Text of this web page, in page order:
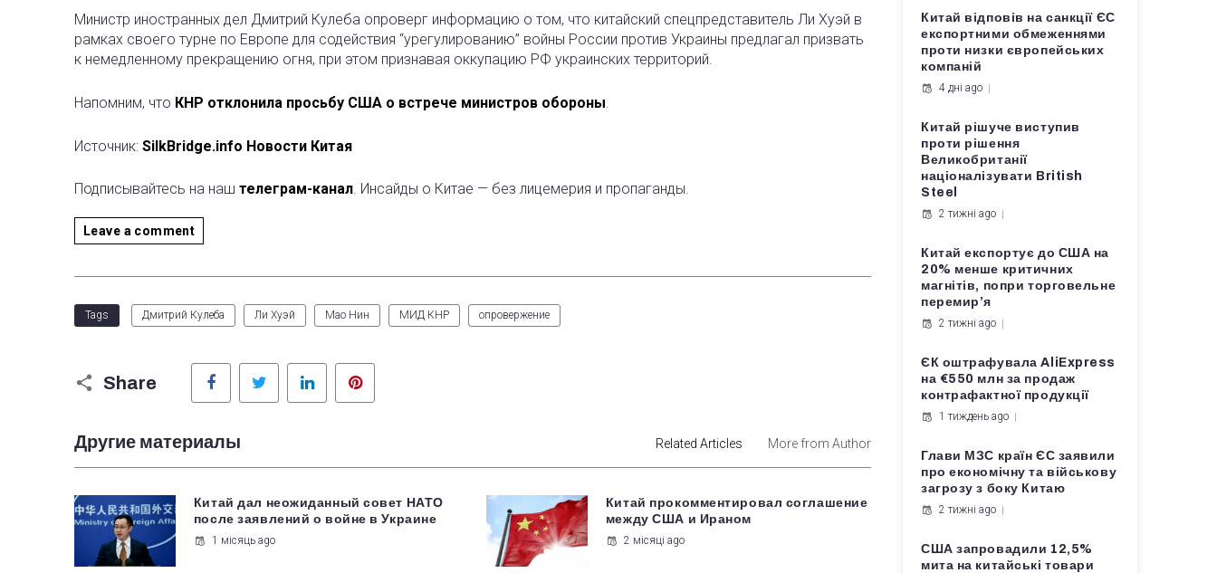
Министр иностранных дел Дмитрий Кулеба опроверг информацию о том, что китайский спецпредставитель Ли Хуэй в
рамках своего турне по Европе для содействия “урегулированию” войны России против Украины предлагал призвать
к немедленному прекращению огня, при этом признавая оккупацию РФ украинских территорий.
Напомним, что КНР отклонила просьбу США о встрече министров обороны.
Источник: SilkBridge.info Новости Китая
Подписывайтесь на наш телеграм-канал. Инсайды о Китае — без лицемерия и пропаганды.
Leave a comment
Tags Дмитрий Кулеба Ли Хуэй Мао Нин МИД КНР опровержение
Share
Facebook Twitter LinkedIn
Другие материалы Related Articles More from Author
Китай дал неожиданный совет НАТО
после заявлений о войне в Украине
1 місяць ago
Китай прокомментировал соглашение
между США и Ираном
2 місяці ago
Китай відповів на санкції ЄС
експортними обмеженнями
проти низки європейських
компаній
4 дні ago
Китай рішуче виступив
проти рішення
Великобританії
націоналізувати British
Steel
2 тижні ago
Китай експортує до США на
20% менше критичних
магнітів, попри торговельне
перемир’я
2 тижні ago
ЄК оштрафувала AliExpress
на €550 млн за продаж
контрафактної продукції
1 тиждень ago
Глави МЗС країн ЄС заявили
про економічну та військову
загрозу з боку Китаю
2 тижні ago
США запровадили 12,5%
мита на китайські товари